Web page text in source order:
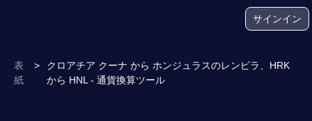
サインイン
表
紙
>
クロアチア クーナ から ホンジュラスのレンピラ、HRK
から HNL - 通貨換算ツール